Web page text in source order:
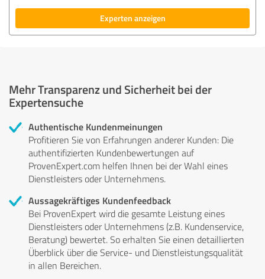
Experten anzeigen
Mehr Transparenz und Sicherheit bei der
Expertensuche
Authentische Kundenmeinungen
Profitieren Sie von Erfahrungen anderer Kunden: Die
authentifizierten Kundenbewertungen auf
ProvenExpert.com helfen Ihnen bei der Wahl eines
Dienstleisters oder Unternehmens.
Aussagekräftiges Kundenfeedback
Bei ProvenExpert wird die gesamte Leistung eines
Dienstleisters oder Unternehmens (z.B. Kundenservice,
Beratung) bewertet. So erhalten Sie einen detaillierten
Überblick über die Service- und Dienstleistungsqualität
in allen Bereichen.